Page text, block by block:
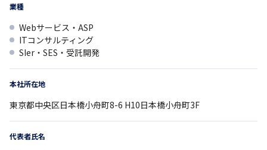
業種
Webサービス・ASP
ITコンサルティング
SIer・SES・受託開発
本社所在地
東京都中央区日本橋小舟町8-6 H10日本橋小舟町3F
代表者氏名